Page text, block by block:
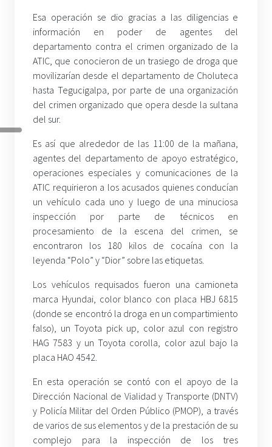
Esa operación se dio gracias a las diligencias e
información en poder de agentes del
departamento contra el crimen organizado de la
ATIC, que conocieron de un trasiego de droga que
movilizarían desde el departamento de Choluteca
hasta Tegucigalpa, por parte de una organización
del crimen organizado que opera desde la sultana
del sur.
Es así que alrededor de las 11:00 de la mañana,
agentes del departamento de apoyo estratégico,
operaciones especiales y comunicaciones de la
ATIC requirieron a los acusados quienes conducían
un vehículo cada uno y luego de una minuciosa
inspección por parte de técnicos en
procesamiento de la escena del crimen, se
encontraron los 180 kilos de cocaína con la
leyenda “Polo” y “Dior” sobre las etiquetas.
Los vehículos requisados fueron una camioneta
marca Hyundai, color blanco con placa HBJ 6815
(donde se encontró la droga en un compartimiento
falso), un Toyota pick up, color azul con registro
HAG 7583 y un Toyota corolla, color azul bajo la
placa HAO 4542.
En esta operación se contó con el apoyo de la
Dirección Nacional de Vialidad y Transporte (DNTV)
y Policía Militar del Orden Público (PMOP), a través
de varios de sus elementos y de la prestación de su
complejo para la inspección de los tres